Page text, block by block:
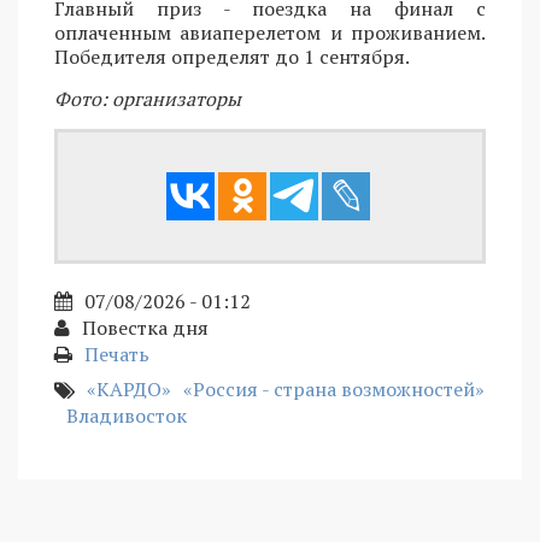
Главный приз - поездка на финал с
оплаченным авиаперелетом и проживанием.
Победителя определят до 1 сентября.
Фото: организаторы
07/08/2026 - 01:12
Повестка дня
Печать
«КАРДО» «Россия - страна возможностей»
Владивосток